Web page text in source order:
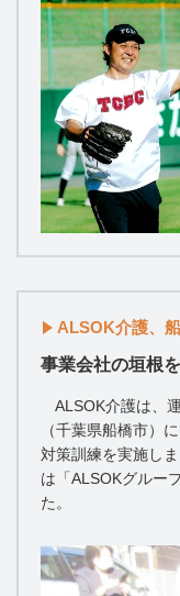
ALSOK介護、
事業会社の垣根
ALSOK介護は、
（千葉県船橋市）
対策訓練を実施し
は「ALSOKグルー
た。